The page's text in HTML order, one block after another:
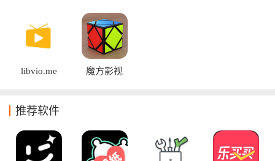
libvio.me 魔方影视
推荐软件